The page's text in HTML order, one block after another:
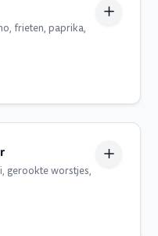
frieten, paprika,
gerookte worstjes,